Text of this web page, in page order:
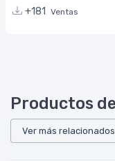
+181
Ventas
Productos
Ver más relacionados